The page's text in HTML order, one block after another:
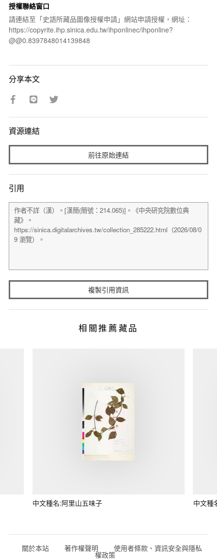
授權聯絡窗口
請連結至「史語所藏品圖像授權申請」網站申請授權，網址：
https://copyrite.ihp.sinica.edu.tw/ihponlinec/ihponline?
@@0.8397848014139848
分享本文
資源連結
前往原始連結
引用
複製引用資訊
相關推薦藏品
中文種名:阿里山五味子 中文種
關於本站 著作權聲明 使用者條款、資訊安全與隱私
權政策